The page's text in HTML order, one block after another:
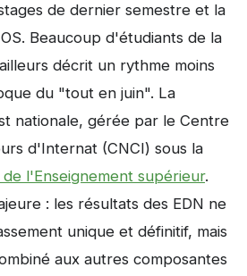
de dernier semestre et la
Beaucoup d'étudiants de la
décrit un rythme moins
du "tout en juin". La
nationale, gérée par le Centre
d'Internat (CNCI) sous la
de l'Enseignement supérieur.
: les résultats des EDN ne
unique et définitif, mais
aux autres composantes